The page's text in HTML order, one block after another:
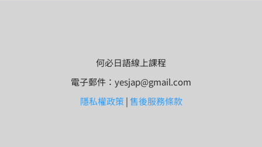
何必日語線上課程
電子郵件：yesjap@gmail.com
隱私權政策|售後服務條款